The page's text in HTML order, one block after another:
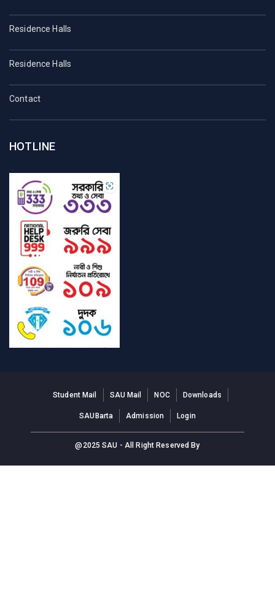
Residence Halls
Residence Halls
Contact
HOTLINE
Student Mail SAU Mail NOC Downloads
SAUBarta Admission Login
@2025 SAU - All Right Reserved By